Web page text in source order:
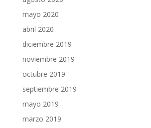
mayo 2020
abril 2020
diciembre 2019
noviembre 2019
octubre 2019
septiembre 2019
mayo 2019
marzo 2019